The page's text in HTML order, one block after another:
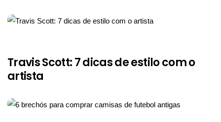
Travis Scott: 7 dicas de estilo com o
artista